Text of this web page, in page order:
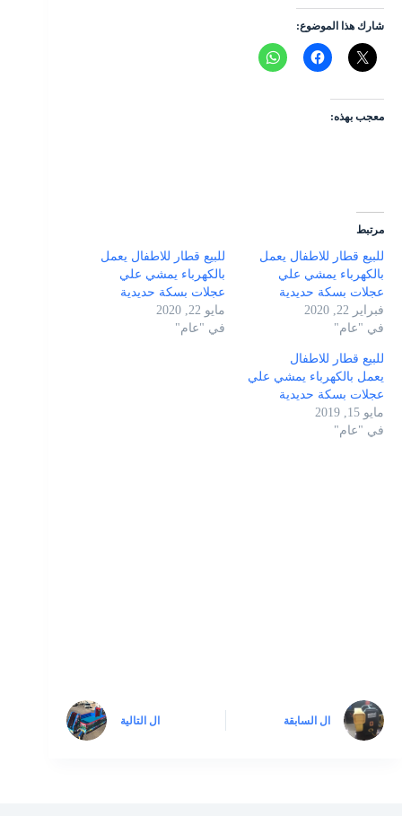
شارك هذا الموضوع:
معجب بهذه:
مرتبط
للبيع قطار للاطفال يعمل
بالكهرباء يمشي علي
عجلات بسكة حديدية
فبراير 22, 2020
في "عام"
للبيع قطار للاطفال يعمل
بالكهرباء يمشي علي
عجلات بسكة حديدية
مايو 22, 2020
في "عام"
للبيع قطار للاطفال
يعمل بالكهرباء يمشي علي
عجلات بسكة حديدية
مايو 15, 2019
في "عام"
ال السابقة ال التالية